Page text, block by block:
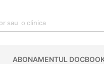
ABONAMENTUL